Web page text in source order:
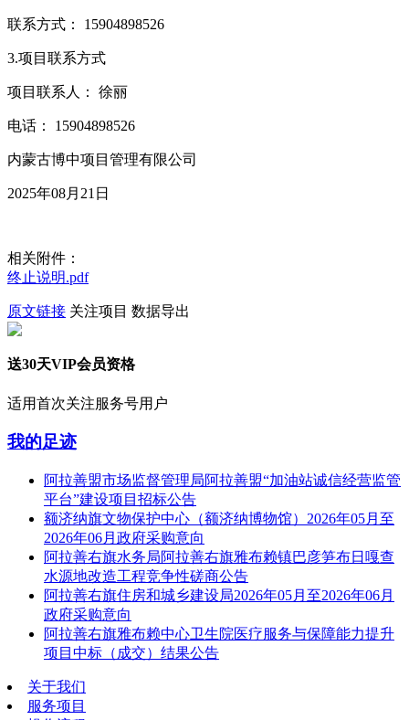
联系方式： 15904898526
3.项目联系方式
项目联系人： 徐丽
电话： 15904898526
内蒙古博中项目管理有限公司
2025年08月21日
相关附件：
终止说明.pdf
原文链接 关注项目 数据导出
送30天VIP会员资格
适用首次关注服务号用户
我的足迹
阿拉善盟市场监督管理局阿拉善盟“加油站诚信经营监管
平台”建设项目招标公告
额济纳旗文物保护中心（额济纳博物馆）2026年05月至
2026年06月政府采购意向
阿拉善右旗水务局阿拉善右旗雅布赖镇巴彦笋布日嘎查
水源地改造工程竞争性磋商公告
阿拉善右旗住房和城乡建设局2026年05月至2026年06月
政府采购意向
阿拉善右旗雅布赖中心卫生院医疗服务与保障能力提升
项目中标（成交）结果公告
关于我们
服务项目